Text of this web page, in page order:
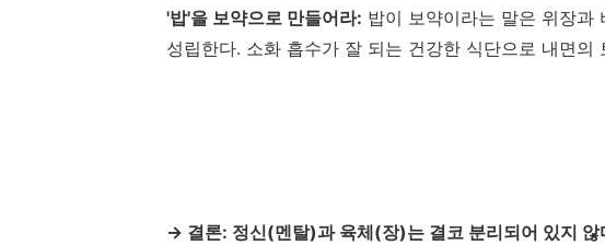
'밥'을 보약으로 만들어라: 밥이 보약이라는 말은 위장과
성립한다. 소화 흡수가 잘 되는 건강한 식단으로 내면의
→ 결론: 정신(멘탈)과 육체(장)는 결코 분리되어 있지 않